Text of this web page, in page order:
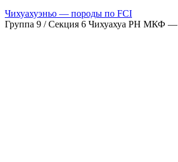
Чихуахуэньо — породы по FCI
Группа 9 / Секция 6 Чихуахуа РН МКФ —